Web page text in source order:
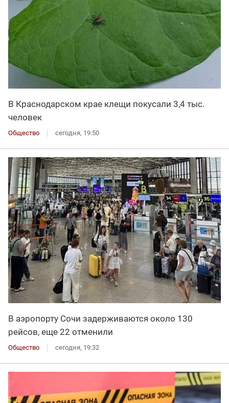
В Краснодарском крае клещи покусали 3,4 тыс.
человек
Общество сегодня, 19:50
В аэропорту Сочи задерживаются около 130
рейсов, еще 22 отменили
Общество сегодня, 19:32